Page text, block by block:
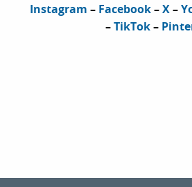
Instagram – Facebook–X–
–TikTok–